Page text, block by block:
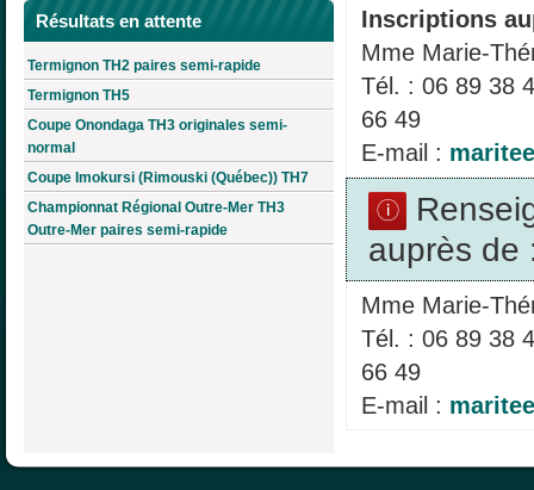
Résultats en attente
Termignon TH2 paires semi-rapide
Termignon TH5
Coupe Onondaga TH3 originales semi-
normal
Coupe Imokursi (Rimouski (Québec)) TH7
Championnat Régional Outre-Mer TH3
Outre-Mer paires semi-rapide
Inscriptions
Mme Marie-
Tél. : 06 89 38
66 49
E-mail :
auprès de
Mme Marie-
Tél. : 06 89 38
66 49
E-mail :